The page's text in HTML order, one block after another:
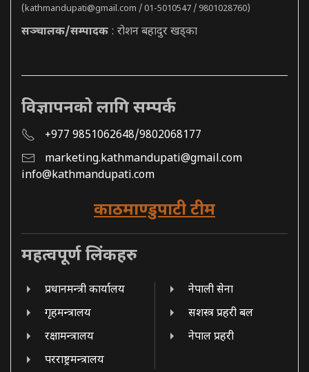
(kathmandupati@gmail.com / 01-5010547 / 9801028760)
सञ्चालक/सम्पादक : रोशन बहादुर खड्का
विज्ञापनको लागि सम्पर्क
+977 9851062648/9802068177
marketing.kathmandupati@gmail.com
info@kathmandupati.com
काठमाण्डुपाटी टीम
महत्वपूर्ण लिंकहरु
प्रधानमन्त्री कार्यालय
गृहमन्त्रालय
रक्षामन्त्रालय
परराष्ट्रमन्त्रालय
नेपाली सेना
सशस्त्र प्रहरी बल
नेपाल प्रहरी